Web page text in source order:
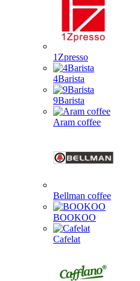
1Zpresso
4Barista
9Barista
Aram coffee
Bellman coffee
BOOKOO
Cafelat